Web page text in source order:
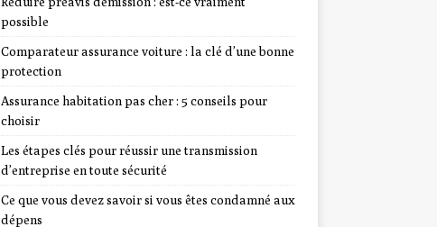
possible
Comparateur assurance voiture : la clé d’une bonne
protection
Assurance habitation pas cher : 5 conseils pour
choisir
Les étapes clés pour réussir une transmission
d’entreprise en toute sécurité
Ce que vous devez savoir si vous êtes condamné aux
dépens